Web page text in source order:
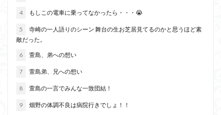
4 もしこの電車に乗ってなかったら・・・😭
5
寺崎の一人語りのシーン 舞台の生お芝居見てるのかと思うほど素
敵だった。
6 萱島、弟への想い
7 萱島弟、兄への想い
8 萱島の一言でみんな一致団結！
9 畑野の体調不良は病院行きでしょ！！